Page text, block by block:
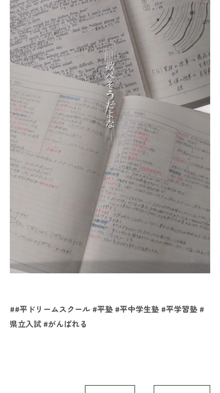
##平ドリームスクール #平塾 #平中学生塾 #平学習塾 #
県立入試 #がんばれる